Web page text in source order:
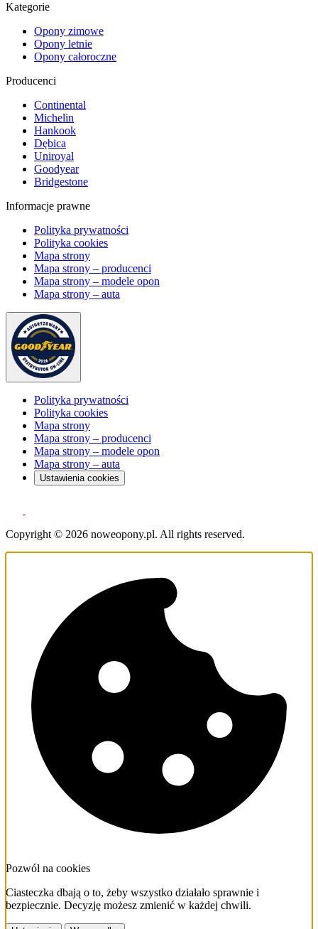
Kategorie
Opony zimowe
Opony letnie
Opony całoroczne
Producenci
Continental
Michelin
Hankook
Dębica
Uniroyal
Goodyear
Bridgestone
Informacje prawne
Polityka prywatności
Polityka cookies
Mapa strony
Mapa strony – producenci
Mapa strony – modele opon
Mapa strony – auta
Polityka prywatności
Polityka cookies
Mapa strony
Mapa strony – producenci
Mapa strony – modele opon
Mapa strony – auta
Ustawienia cookies
Copyright © 2026 noweopony.pl. All rights reserved.
Pozwól na cookies
Ciasteczka dbają o to, żeby wszystko działało sprawnie i
bezpiecznie. Decyzję możesz zmienić w każdej chwili.